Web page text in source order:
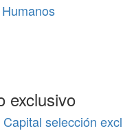
exclusivo
selección